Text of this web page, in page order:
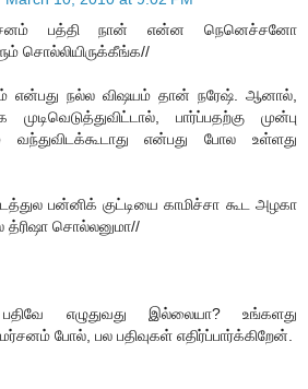
பத்தி நான் என்ன நெனெச்சனோ
சொல்லியிருக்கீங்க//
என்பது நல்ல விஷயம் தான் நரேஷ். ஆனால்,
பார்ப்பதற்கு முன்பு
வந்துவிடக்கூடாது என்பது போல உள்ளது
பன்னிக் குட்டியை காமிச்சா கூட அழகா
த்ரிஷா சொல்லனுமா//
எழுதுவது இல்லையா? உங்களது
போல், பல பதிவுகள் எதிர்ப்பார்க்கிறேன்.